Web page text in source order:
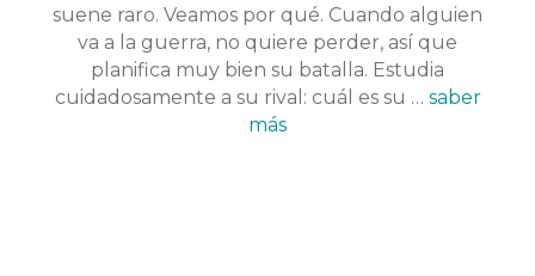
suene raro. Veamos por qué. Cuando alguien
va a la guerra, no quiere perder, así que
planifica muy bien su batalla. Estudia
cuidadosamente a su rival: cuál es su … saber
más